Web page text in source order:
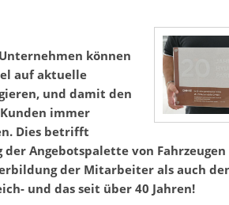
können
auf aktuelle
und damit den
immer
Dies betrifft
Angebotspalette von Fahrzeugen
der Mitarbeiter als auch
und das seit über 40 Jahren!